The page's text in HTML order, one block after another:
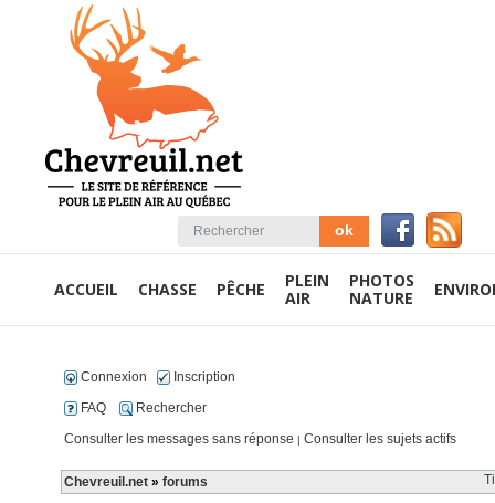
ACCUEIL CHASSE PÊCHE
PLEIN
AIR
PHOTOS
NATURE
Connexion
Inscription
FAQ
Rechercher
Consulter les messages sans réponse | Consulter les sujets actifs
Chevreuil.net » forums